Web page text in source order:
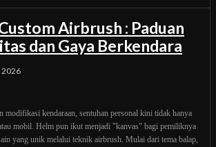
Airbrush : Paduan
dan Gaya Berkendara
2026
modifikasi kendaraan, sentuhan personal kini tidak hanya
mobil. Helm pun ikut menjadi "kanvas" bagi pemiliknya
yang unik melalui teknik airbrush. Mulai dari tema balap,